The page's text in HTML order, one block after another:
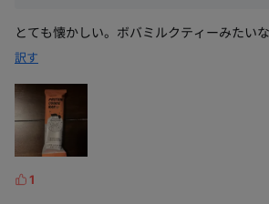
とても懐かしい。ボバミルクティーみたいな
訳す
L
1